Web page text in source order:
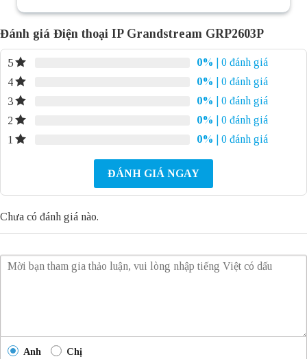
Đánh giá Điện thoại IP Grandstream GRP2603P
5 0%
| 0 đánh giá
4
0%
| 0 đánh giá
3
0%
| 0 đánh giá
2
0%
| 0 đánh giá
1
0% | 0 đánh giá
ĐÁNH GIÁ NGAY
Chưa có đánh giá nào.
Anh Chị